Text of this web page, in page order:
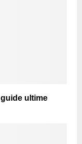
ultime